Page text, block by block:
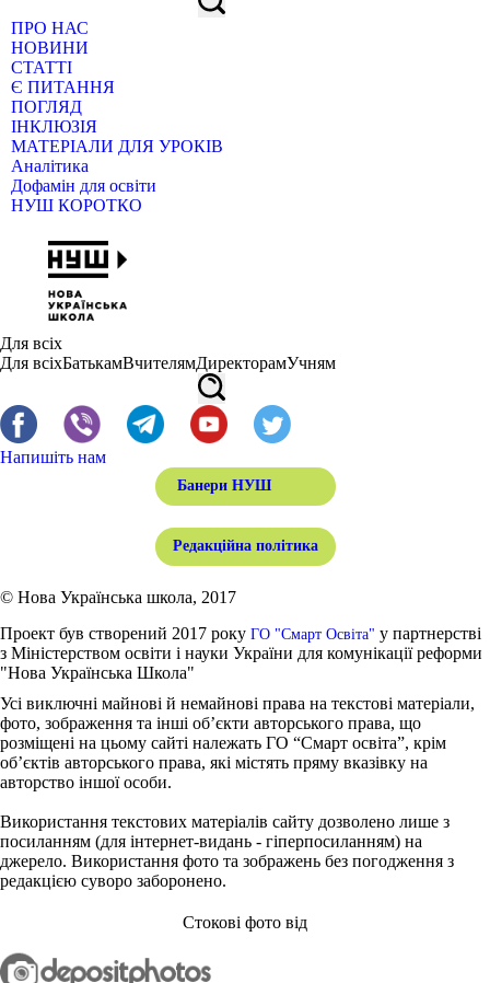
ПРО НАС
НОВИНИ
СТАТТІ
Є ПИТАННЯ
ПОГЛЯД
ІНКЛЮЗІЯ
МАТЕРІАЛИ ДЛЯ УРОКІВ
Аналітика
Дофамін для освіти
НУШ КОРОТКО
Для всіх
Для всіхБатькамВчителямДиректорамУчням
Напишіть нам
Банери НУШ
Редакційна політика
© Нова Українська школа, 2017
Проект був створений 2017 року ГО "Смарт Освіта" у партнерстві
з Міністерством освіти і науки України для комунікації реформи
"Нова Українська Школа"
Усі виключні майнові й немайнові права на текстові матеріали,
фото, зображення та інші об’єкти авторського права, що
розміщені на цьому сайті належать ГО “Смарт освіта”, крім
об’єктів авторського права, які містять пряму вказівку на
авторство іншої особи.
Використання текстових матеріалів сайту дозволено лише з
посиланням (для інтернет-видань - гіперпосиланням) на
джерело. Використання фото та зображень без погодження з
редакцією суворо заборонено.
Стокові фото від